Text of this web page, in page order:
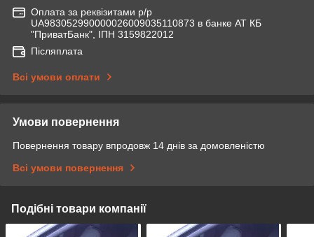
Оплата за реквізитами р/р
UA983052990000026009035110873 в банке АТ КБ
"ПриватБанк", ІПН 3159822012
Післяплата
Всі умови оплати
Умови повернення
Повернення товару впродовж 14 днів за домовленістю
Всі умови повернення
Подібні товари компанії